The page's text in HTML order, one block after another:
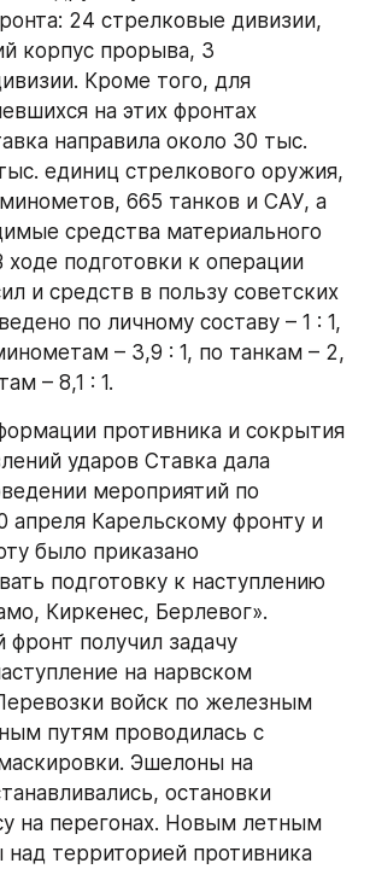
24 стрелковые дивизии,
корпус прорыва, 3
Кроме того, для
на этих фронтах
направила около 30 тыс.
единиц стрелкового оружия,
665 танков и САУ, а
средства материального
ходе подготовки к операции
и средств в пользу советских
по личному составу – 1 : 1,
– 3,9 : 1, по танкам – 2,
– 8,1 : 1.
противника и сокрытия
ударов Ставка дала
мероприятий по
апреля Карельскому фронту и
было приказано
подготовку к наступлению
Киркенес, Берлевог».
фронт получил задачу
на нарвском
войск по железным
путям проводилась с
Эшелоны на
остановки
на перегонах. Новым летным
над территорией противника